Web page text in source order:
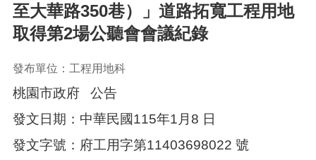
至大華路350巷）」道路拓寬工程用地
取得第2場公聽會會議紀錄
發布單位：工程用地科
桃園市政府 公告
發文日期：中華民國115年1月8 日
發文字號：府工用字第11403698022 號